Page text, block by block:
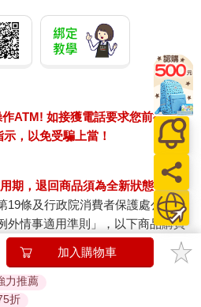
ATM! 如接獲電話要求您前往
，以免受騙上當！
期，退回商品須為全新狀態**
19條及行政院消費者保護處公告之
外情事適用準則」，以下商品購買
將不提供7天的猶豫期：
較短或解約時即將逾期。（如：生
製化給付。（客製化商品）
加入購物車
力推薦
折